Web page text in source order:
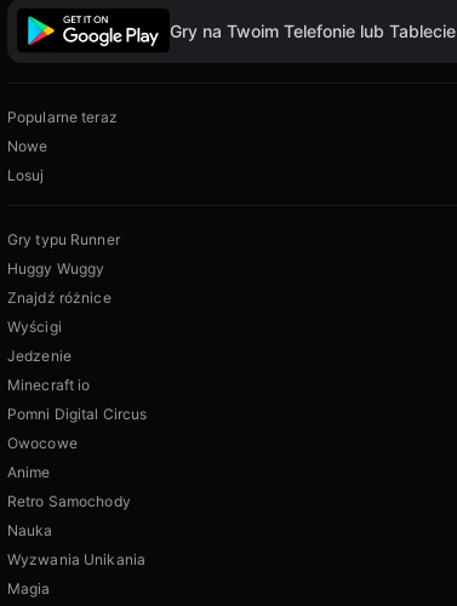
Gry na Twoim Telefonie lub Tablecie
Popularne teraz
Nowe
Losuj
Gry typu Runner
Huggy Wuggy
Znajdź różnice
Wyścigi
Jedzenie
Minecraft io
Pomni Digital Circus
Owocowe
Anime
Retro Samochody
Nauka
Wyzwania Unikania
Magia